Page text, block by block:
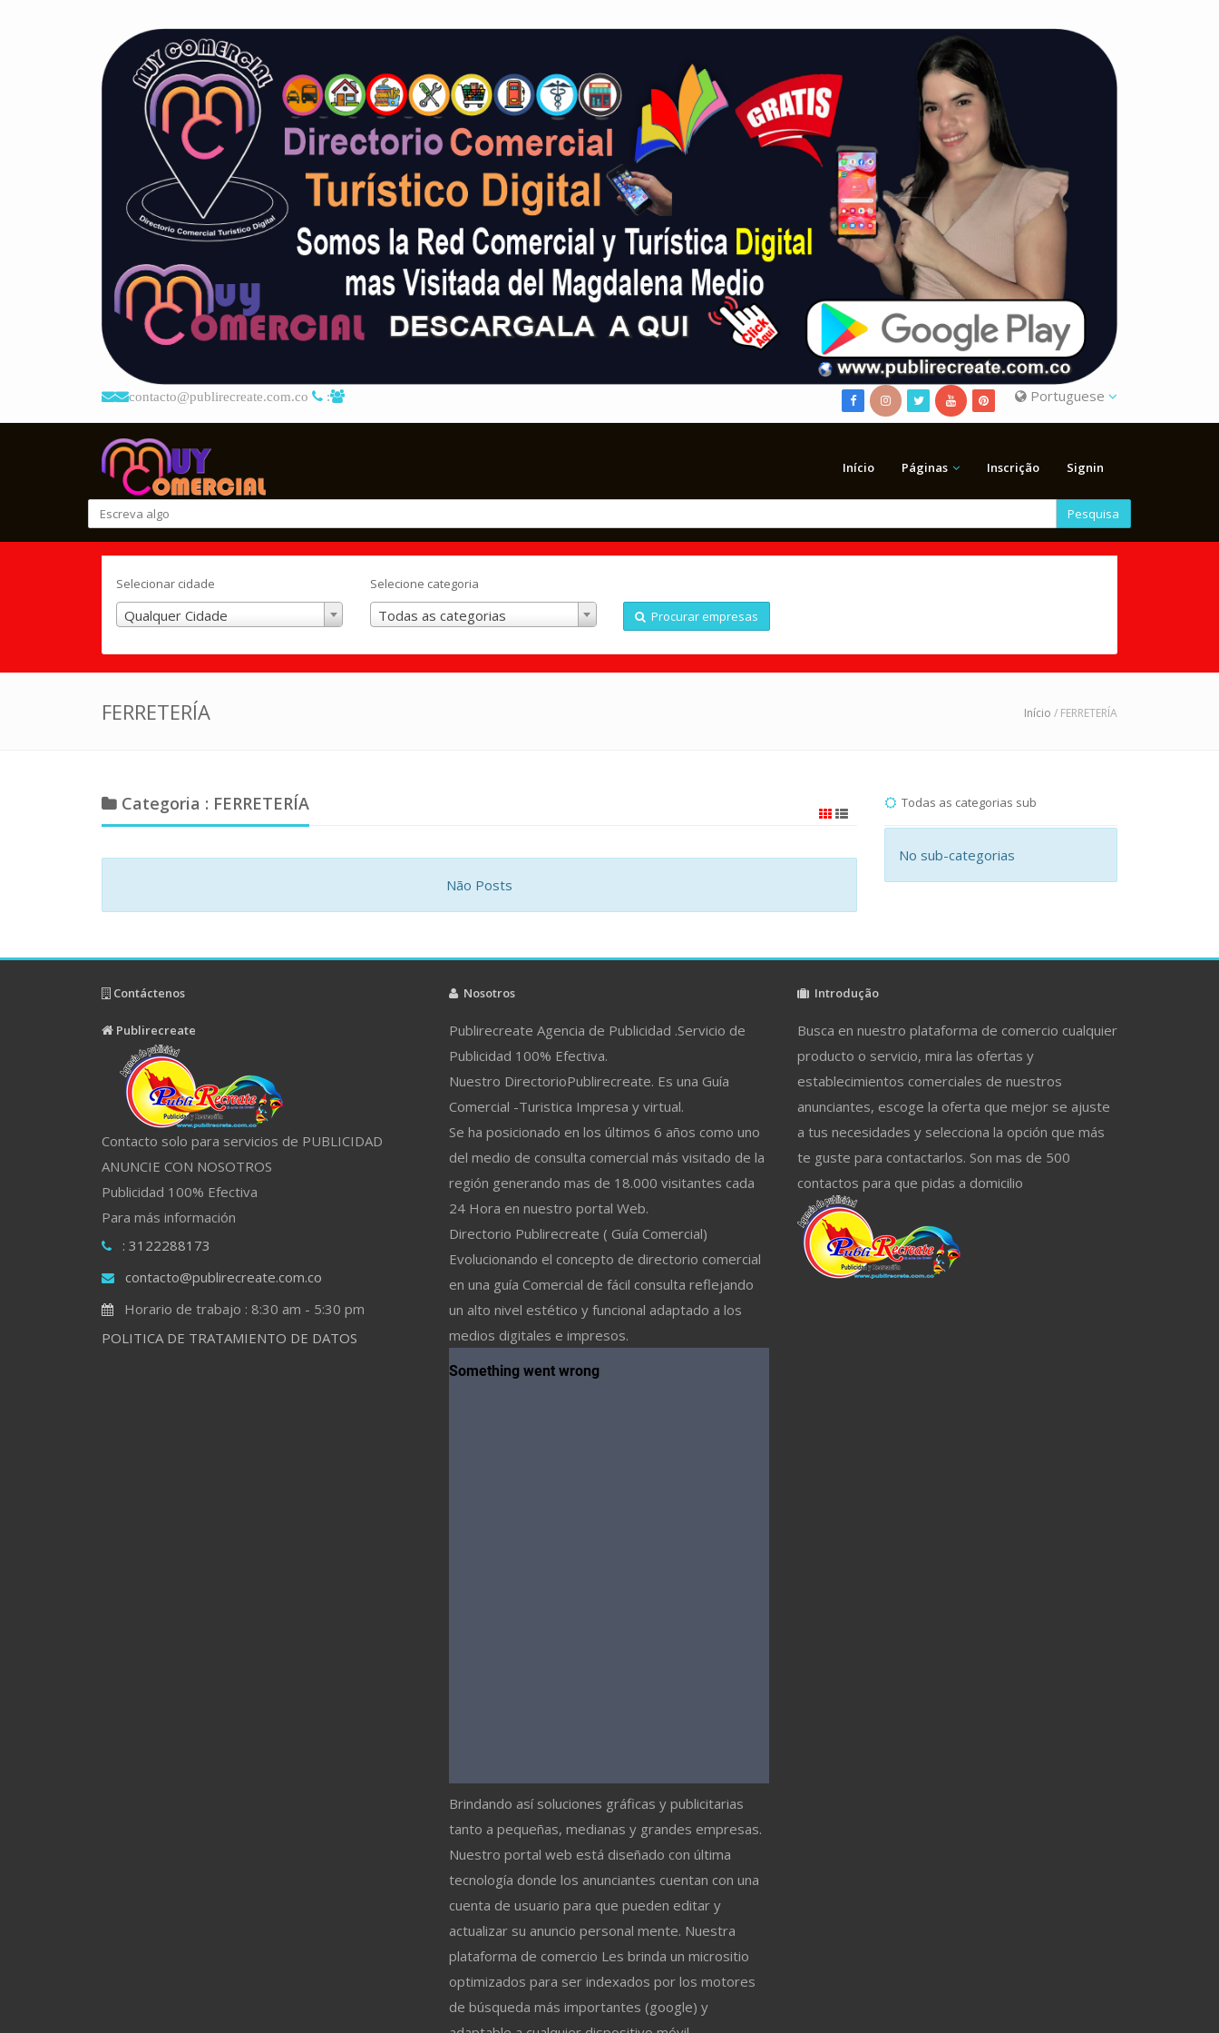
contacto@publirecreate.com.co : Portuguese
Início Páginas Inscrição Signin
Pesquisa
Selecionar cidade
Qualquer Cidade
Selecione categoria
Todas as categorias Procurar empresas
FERRETERÍA Início / FERRETERÍA
Categoria : FERRETERÍA
Não Posts
Todas as categorias sub
No sub-categorias
Contáctenos
Publirecreate
Contacto solo para servicios de PUBLICIDAD
ANUNCIE CON NOSOTROS
Publicidad 100% Efectiva
Para más información
: 3122288173
contacto@publirecreate.com.co
Horario de trabajo : 8:30 am - 5:30 pm
POLITICA DE TRATAMIENTO DE DATOS
Nosotros
Publirecreate Agencia de Publicidad .Servicio de
Publicidad 100% Efectiva.
Nuestro DirectorioPublirecreate. Es una Guía
Comercial -Turistica Impresa y virtual.
Se ha posicionado en los últimos 6 años como uno
del medio de consulta comercial más visitado de la
región generando mas de 18.000 visitantes cada
24 Hora en nuestro portal Web.
Directorio Publirecreate ( Guía Comercial)
Evolucionando el concepto de directorio comercial
en una guía Comercial de fácil consulta reflejando
un alto nivel estético y funcional adaptado a los
medios digitales e impresos.
Brindando así soluciones gráficas y publicitarias
tanto a pequeñas, medianas y grandes empresas.
Nuestro portal web está diseñado con última
tecnología donde los anunciantes cuentan con una
cuenta de usuario para que pueden editar y
actualizar su anuncio personal mente. Nuestra
plataforma de comercio Les brinda un micrositio
optimizados para ser indexados por los motores
de búsqueda más importantes (google) y
Introdução
Busca en nuestro plataforma de comercio cualquier
producto o servicio, mira las ofertas y
establecimientos comerciales de nuestros
anunciantes, escoge la oferta que mejor se ajuste
a tus necesidades y selecciona la opción que más
te guste para contactarlos. Son mas de 500
contactos para que pidas a domicilio